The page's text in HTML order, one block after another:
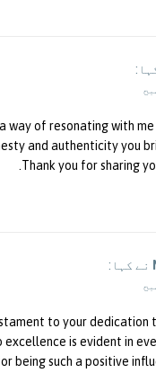
way of resonating with me
and authenticity you
Thank you for sharing
نے کہا:
to your dedication
is evident in
being such a positive